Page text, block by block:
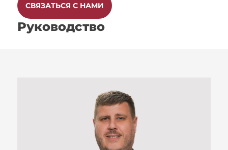
СВЯЗАТЬСЯ С НАМИ
Руководство